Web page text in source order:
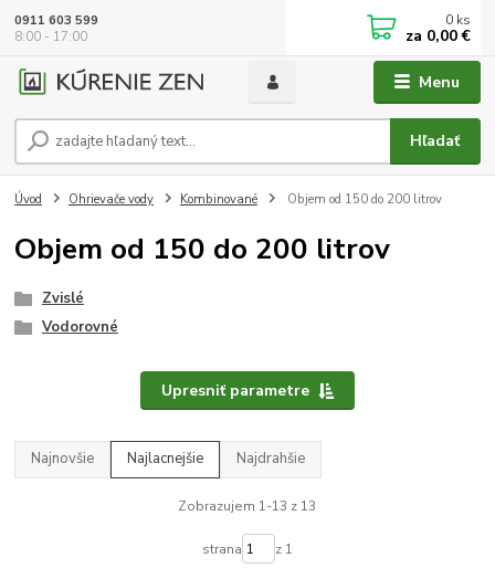
Menu
Hľadať
0911 603 599
8:00 - 17:00
0 ks
za 0,00 €
Úvod Ohrievače vody Kombinované Objem od 150 do 200 litrov
Objem od 150 do 200 litrov
Zvislé
Vodorovné
Upresniť parametre
Najnovšie Najlacnejšie Najdrahšie
Zobrazujem 1-13 z 13
strana z 1